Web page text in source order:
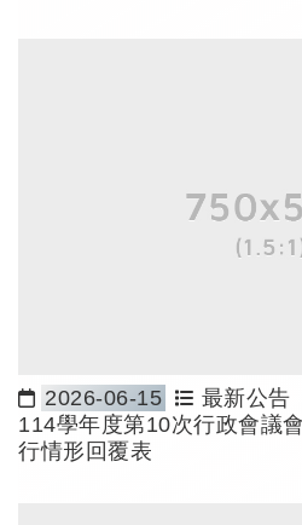
日期：2026-06-15
最新公告
114學年度第10次行政會議
行情形回覆表